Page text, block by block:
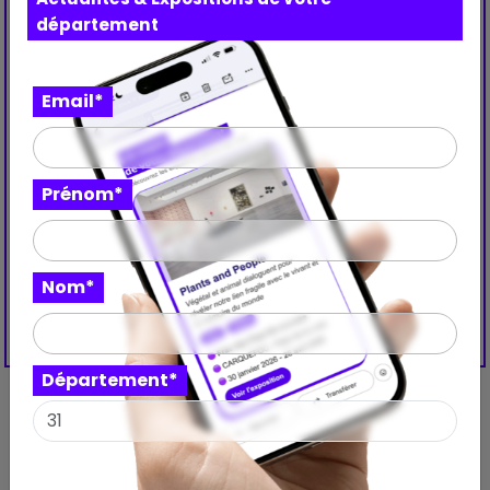
département
Email*
Prénom*
Nom*
Département*